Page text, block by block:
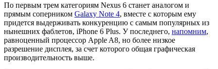
По первым трем категориям Nexus 6 станет аналогом и
прямым соперником Galaxy Note 4, вместе с которым ему
придется выдерживать конкуренцию с самым популярных из
нынешних фаблетов, iPhone 6 Plus. У последнего, напомним,
равноценный процессор Apple A8, но более низкое
разрешение дисплея, за счет которого общая графическая
производительность выше.